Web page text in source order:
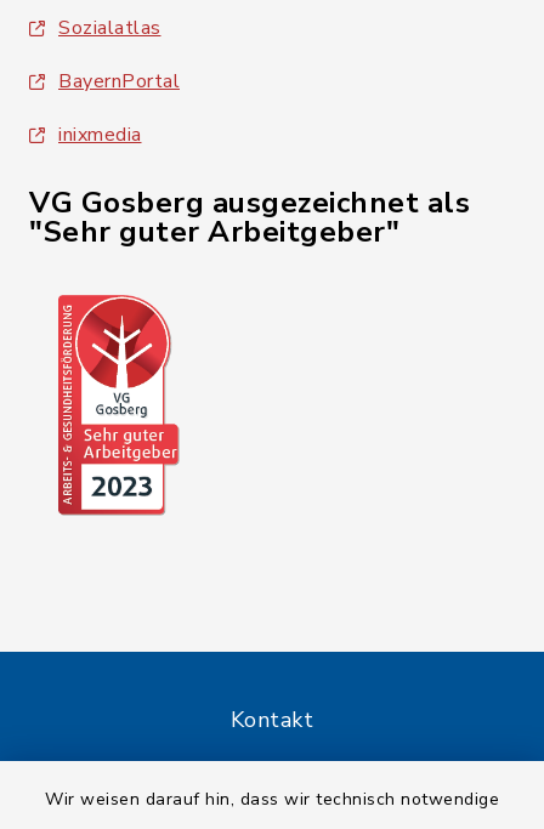
Wir weisen darauf hin, dass wir technisch notwendige
Sozialatlas
BayernPortal
inixmedia
VG Gosberg ausgezeichnet als
"Sehr guter Arbeitgeber"
Kontakt